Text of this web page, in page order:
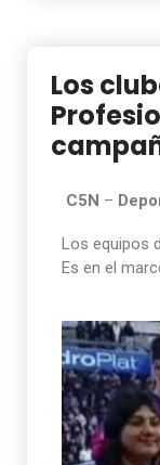
Los
C5N –
Los equipos
Es en el